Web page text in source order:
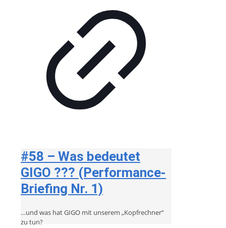
#58 – Was bedeutet
GIGO ??? (Performance-
Briefing Nr. 1)
…und was hat GIGO mit unserem „Kopfrechner“
zu tun?